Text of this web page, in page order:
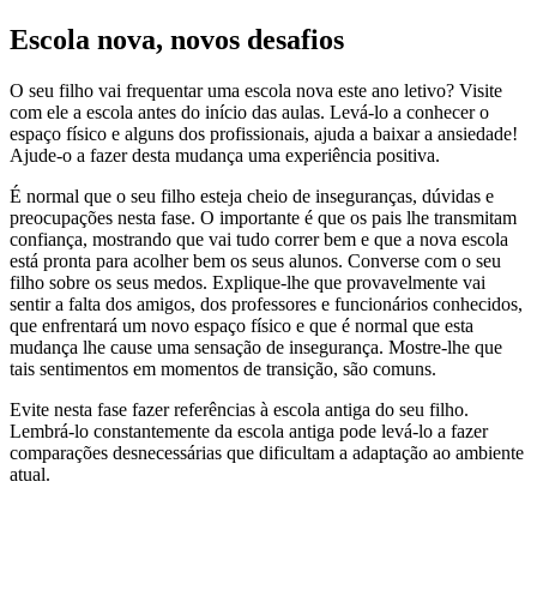
Escola nova, novos desafios
O seu filho vai frequentar uma escola nova este ano letivo? Visite
com ele a escola antes do início das aulas. Levá-lo a conhecer o
espaço físico e alguns dos profissionais, ajuda a baixar a ansiedade!
Ajude-o a fazer desta mudança uma experiência positiva.
É normal que o seu filho esteja cheio de inseguranças, dúvidas e
preocupações nesta fase. O importante é que os pais lhe transmitam
confiança, mostrando que vai tudo correr bem e que a nova escola
está pronta para acolher bem os seus alunos. Converse com o seu
filho sobre os seus medos. Explique-lhe que provavelmente vai
sentir a falta dos amigos, dos professores e funcionários conhecidos,
que enfrentará um novo espaço físico e que é normal que esta
mudança lhe cause uma sensação de insegurança. Mostre-lhe que
tais sentimentos em momentos de transição, são comuns.
Evite nesta fase fazer referências à escola antiga do seu filho.
Lembrá-lo constantemente da escola antiga pode levá-lo a fazer
comparações desnecessárias que dificultam a adaptação ao ambiente
atual.